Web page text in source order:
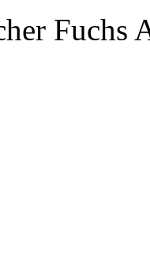
Fuchs